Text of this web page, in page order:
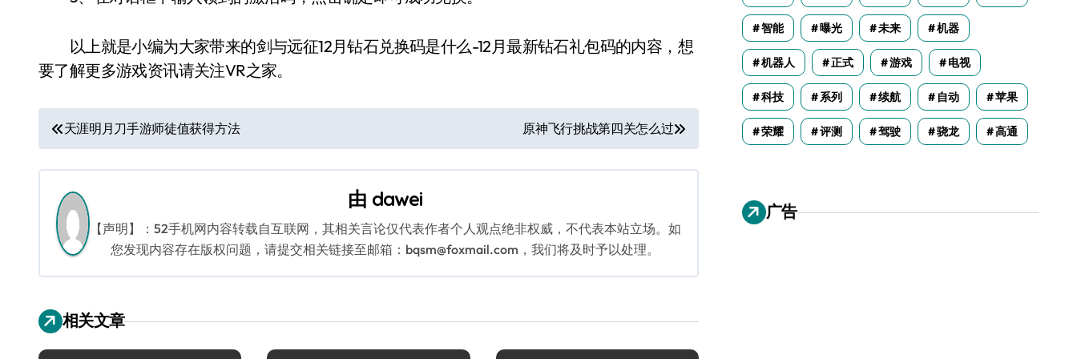
以上就是小编为大家带来的剑与远征12月钻石兑换码是什么-12月最新钻石礼包码的内容，想
要了解更多游戏资讯请关注VR之家。
文
章
导
航
天涯明月刀手游师徒值获得方法 原神飞行挑战第四关怎么过
由 dawei
【声明】：52手机网内容转载自互联网，其相关言论仅代表作者个人观点绝非权威，不代表本站立场。如
您发现内容存在版权问题，请提交相关链接至邮箱：bqsm@foxmail.com，我们将及时予以处理。
相关文章
智能 曝光 未来 机器
机器人 正式 游戏 电视
科技 系列 续航 自动 苹果
荣耀 评测 驾驶 骁龙 高通
广告